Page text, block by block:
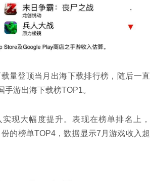
量登顶当月出海下载排行榜，随后一直
游出海下载榜TOP1。
现大幅度提升。表现在榜单排名上，
的榜单TOP4，数据显示7月游戏收入超